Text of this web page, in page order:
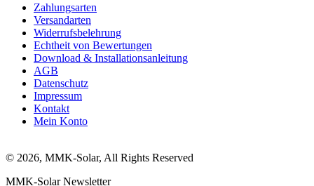
Zahlungsarten
Versandarten
Widerrufsbelehrung
Echtheit von Bewertungen
Download & Installationsanleitung
AGB
Datenschutz
Impressum
Kontakt
Mein Konto
© 2026, MMK-Solar, All Rights Reserved
MMK-Solar Newsletter